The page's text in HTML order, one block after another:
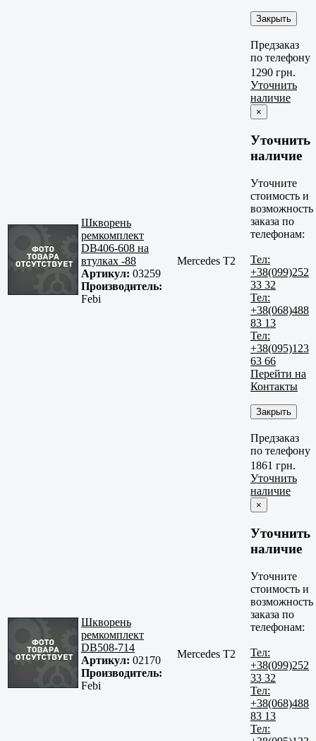
Закрыть
Предзаказ
по телефону
Шкворень
ремкомплект
DB406-608 на
втулках -88
Артикул: 03259
Производитель:
Febi
Mercedes T2
1290 грн.
Уточнить
наличие
×
Уточнить
наличие
Уточните
стоимость и
возможность
заказа по
телефонам:
Тел:
+38(099)252
33 32
Тел:
+38(068)488
83 13
Тел:
+38(095)123
63 66
Перейти на
Контакты
Закрыть
Предзаказ
по телефону
Шкворень
ремкомплект
DB508-714
Артикул: 02170
Производитель:
Febi
Mercedes T2
1861 грн.
Уточнить
наличие
×
Уточнить
наличие
Уточните
стоимость и
возможность
заказа по
телефонам:
Тел:
+38(099)252
33 32
Тел:
+38(068)488
83 13
Тел: